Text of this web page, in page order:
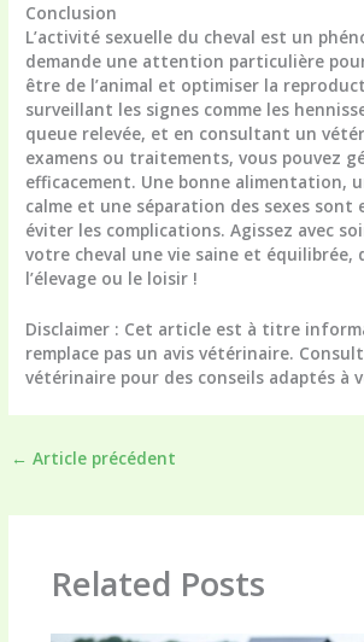
Conclusion
L’activité sexuelle du cheval est un
demande une attention particulière
être de l’animal et optimiser la
surveillant les signes comme les
queue relevée, et en consultant un
examens ou traitements, vous pouvez
efficacement. Une bonne alimentation,
calme et une séparation des sexes sont
éviter les complications. Agissez avec
votre cheval une vie saine et équilibrée,
l’élevage ou le loisir !
Disclaimer : Cet article est à titre
remplace pas un avis vétérinaire.
vétérinaire pour des conseils adaptés à
← Article précédent
Related Posts